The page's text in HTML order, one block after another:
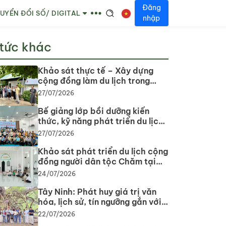
ĐỔI SỐ/ DIGITAL
Đăng
nhập
khác
Khảo sát thực tế – Xây dựng
cộng đồng làm du lịch trong
phát triển du lịch cộng đồng tại
27/07/2026
Bế giảng lớp bồi dưỡng kiến
thức, kỹ năng phát triển du lịch
cộng đồng: Gắn lý thuyết với
triển du lịch bền vững
27/07/2026
Khảo sát phát triển du lịch cộng
đồng người dân tộc Chăm tại
tỉnh Tây Ninh năm 2026
24/07/2026
Tây Ninh: Phát huy giá trị văn
hóa, lịch sử, tín ngưỡng gắn với
phát triển du lịch
22/07/2026